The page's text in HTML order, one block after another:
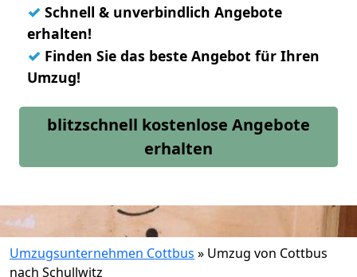
✓ Schnell & unverbindlich Angebote
erhalten!
✓ Finden Sie das beste Angebot für Ihren
Umzug!
blitzschnell kostenlose Angebote
erhalten
Umzugsunternehmen Cottbus » Umzug von Cottbus
nach Schullwitz